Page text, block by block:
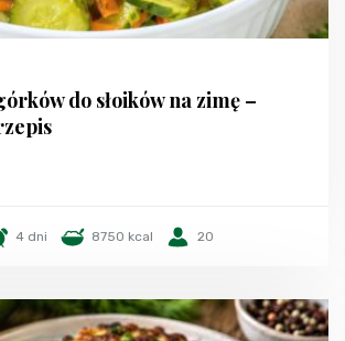
do słoików na zimę –
4 dni 8750 kcal 20